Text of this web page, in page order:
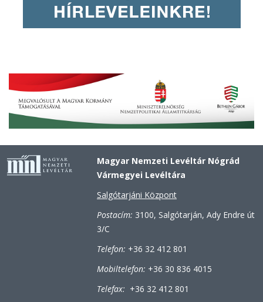
Magyar Nemzeti Levéltár Nógrád
Vármegyei Levéltára
Salgótarjáni Központ
Postacím: 3100, Salgótarján, Ady Endre út
3/C
Telefon: +36 32 412 801
Mobiltelefon: +36 30 836 4015
Telefax: +36 32 412 801